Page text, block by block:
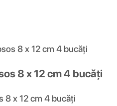
8 x 12 cm 4 bucăți
8 x 12 cm 4 bucăți